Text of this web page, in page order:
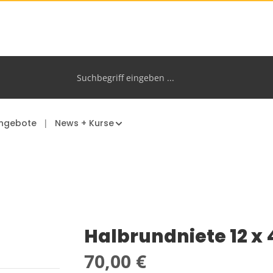
News + Kurse
Halbrundniete 12 x
Regulärer Preis:
70,00 €